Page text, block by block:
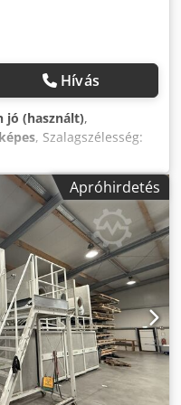
Hívás
jó (használt),
, Szalagszélesség:
- 2 mm
max. 7 tonna Tüske Ø:
Apróhirdetés